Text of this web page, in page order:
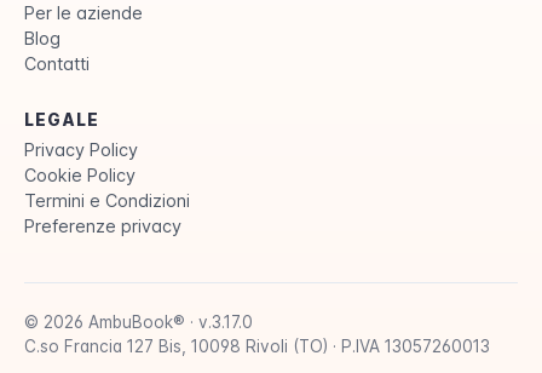
Per le aziende
Blog
Contatti
LEGALE
Privacy Policy
Cookie Policy
Termini e Condizioni
Preferenze privacy
© 2026 AmbuBook® · v.3.17.0
C.so Francia 127 Bis, 10098 Rivoli (TO) · P.IVA 13057260013